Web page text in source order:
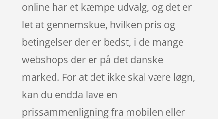
online har et kæmpe udvalg, og det er
let at gennemskue, hvilken pris og
betingelser der er bedst, i de mange
webshops der er på det danske
marked. For at det ikke skal være løgn,
kan du endda lave en
prissammenligning fra mobilen eller